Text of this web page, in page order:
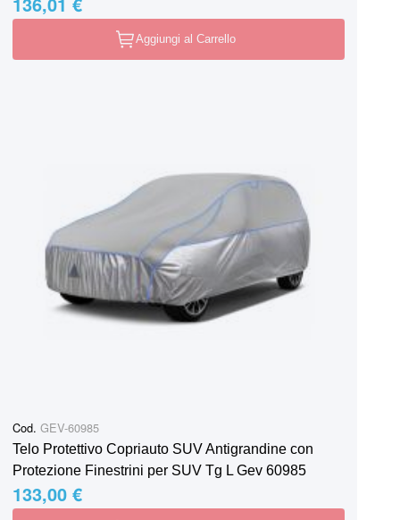
Aggiungi al Carrello
Cod. GEV-60985
Telo Protettivo Copriauto SUV Antigrandine con
Protezione Finestrini per SUV Tg L Gev 60985
133,00 €